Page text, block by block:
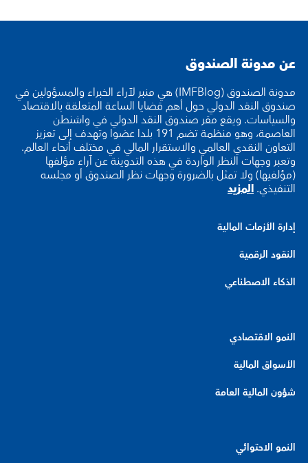
عن مدونة الصندوق
مدونة الصندوق (IMFBlog) هي منبر لآراء الخبراء والمسؤولين في
صندوق النقد الدولي حول أهم قضايا الساعة المتعلقة بالاقتصاد
والسياسات. ويقع مقر صندوق النقد الدولي في واشنطن
العاصمة، وهو منظمة تضم 191 بلدا عضوا وتهدف إلى تعزيز
التعاون النقدي العالمي والاستقرار المالي في مختلف أنحاء العالم.
وتعبر وجهات النظر الواردة في هذه التدوينة عن آراء مؤلفها
(مؤلفيها) ولا تمثل بالضرورة وجهات نظر الصندوق أو مجلسه
التنفيذي.المزيد
إدارة الأزمات المالية
النقود الرقمية
الذكاء الاصطناعي
النمو الاقتصادي
الأسواق المالية
شؤون المالية العامة
النمو الاحتوائي